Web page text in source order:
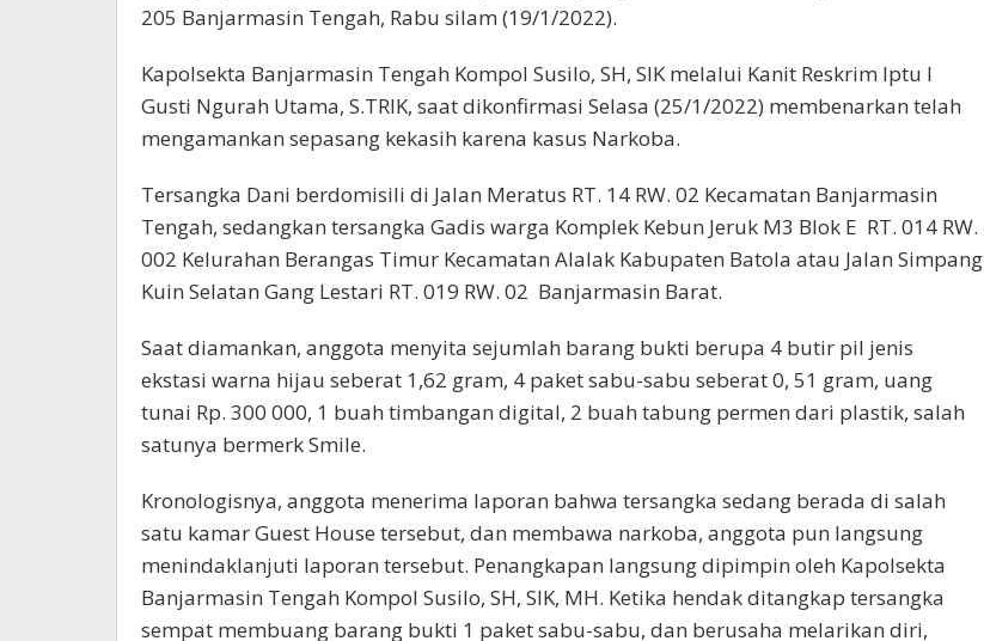
205 Banjarmasin Tengah, Rabu silam (19/1/2022).
Kapolsekta Banjarmasin Tengah Kompol Susilo, SH, SIK melalui Kanit Reskrim Iptu I
Gusti Ngurah Utama, S.TRIK, saat dikonfirmasi Selasa (25/1/2022) membenarkan telah
mengamankan sepasang kekasih karena kasus Narkoba.
Tersangka Dani berdomisili di Jalan Meratus RT. 14 RW. 02 Kecamatan Banjarmasin
Tengah, sedangkan tersangka Gadis warga Komplek Kebun Jeruk M3 Blok E RT. 014 RW.
002 Kelurahan Berangas Timur Kecamatan Alalak Kabupaten Batola atau Jalan Simpang
Kuin Selatan Gang Lestari RT. 019 RW. 02 Banjarmasin Barat.
Saat diamankan, anggota menyita sejumlah barang bukti berupa 4 butir pil jenis
ekstasi warna hijau seberat 1,62 gram, 4 paket sabu-sabu seberat 0, 51 gram, uang
tunai Rp. 300 000, 1 buah timbangan digital, 2 buah tabung permen dari plastik, salah
satunya bermerk Smile.
Kronologisnya, anggota menerima laporan bahwa tersangka sedang berada di salah
satu kamar Guest House tersebut, dan membawa narkoba, anggota pun langsung
menindaklanjuti laporan tersebut. Penangkapan langsung dipimpin oleh Kapolsekta
Banjarmasin Tengah Kompol Susilo, SH, SIK, MH. Ketika hendak ditangkap tersangka
sempat membuang barang bukti 1 paket sabu-sabu, dan berusaha melarikan diri,